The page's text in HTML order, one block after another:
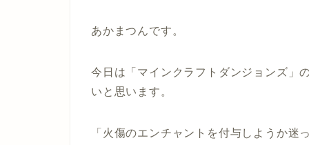
あかまつんです。
今日は「マインクラフトダンジョンズ」
いと思います。
「火傷のエンチャントを付与しようか迷